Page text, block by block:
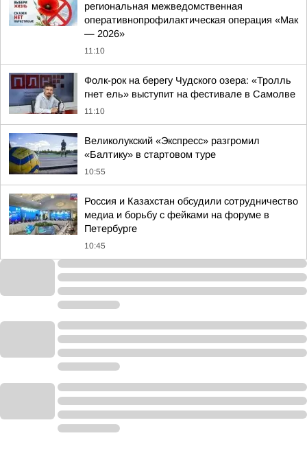
региональная межведомственная
оперативнопрофилактическая операция «Мак
— 2026»
11:10
Фолк-рок на берегу Чудского озера: «Тролль
гнет ель» выступит на фестивале в Самолве
11:10
Великолукский «Экспресс» разгромил
«Балтику» в стартовом туре
10:55
Россия и Казахстан обсудили сотрудничество
медиа и борьбу с фейками на форуме в
Петербурге
10:45